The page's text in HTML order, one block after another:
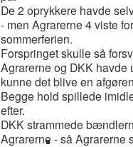
De 2 oprykkere havde
- men Agrarerne 4 viste
sommerferien.
Forspringet skulle så
Agrarerne og DKK
kunne det blive en
Begge hold spillede
efter.
DKK strammede
Agrarerne - så